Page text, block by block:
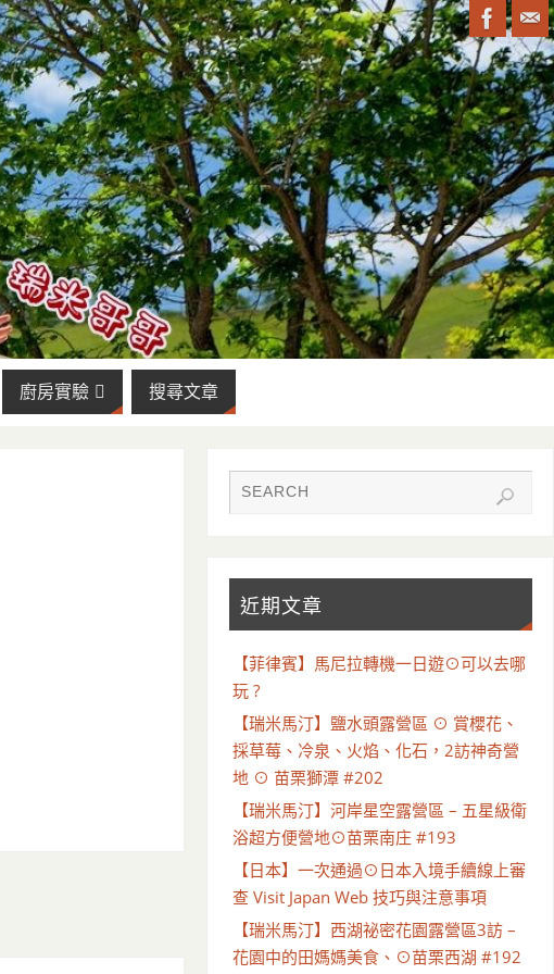
廚房實驗 搜尋文章
近期文章
【菲律賓】馬尼拉轉機一日遊⊙可以去哪
玩 ?
【瑞米馬汀】鹽水頭露營區 ⊙ 賞櫻花、
採草莓、冷泉、火焰、化石，2訪神奇營
地 ⊙ 苗栗獅潭 #202
【瑞米馬汀】河岸星空露營區 – 五星級衛
浴超方便營地⊙苗栗南庄 #193
【日本】一次通過⊙日本入境手續線上審
查 Visit Japan Web 技巧與注意事項
【瑞米馬汀】西湖祕密花園露營區3訪 –
花園中的田媽媽美食、⊙苗栗西湖 #192